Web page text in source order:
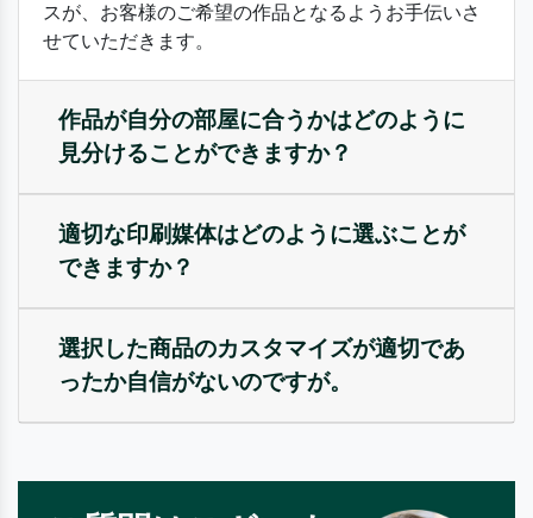
スが、お客様のご希望の作品となるようお手伝いさ
せていただきます。
作品が自分の部屋に合うかはどのように
見分けることができますか？
適切な印刷媒体はどのように選ぶことが
できますか？
選択した商品のカスタマイズが適切であ
ったか自信がないのですが。